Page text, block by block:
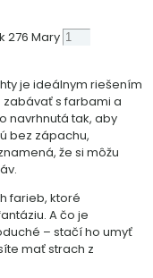
276 Mary
je ideálnym riešením
s farbami a
navrhnutá tak, aby
bez zápachu,
že si môžu
farieb, ktoré
A čo je
– stačí ho umyť
mať strach z